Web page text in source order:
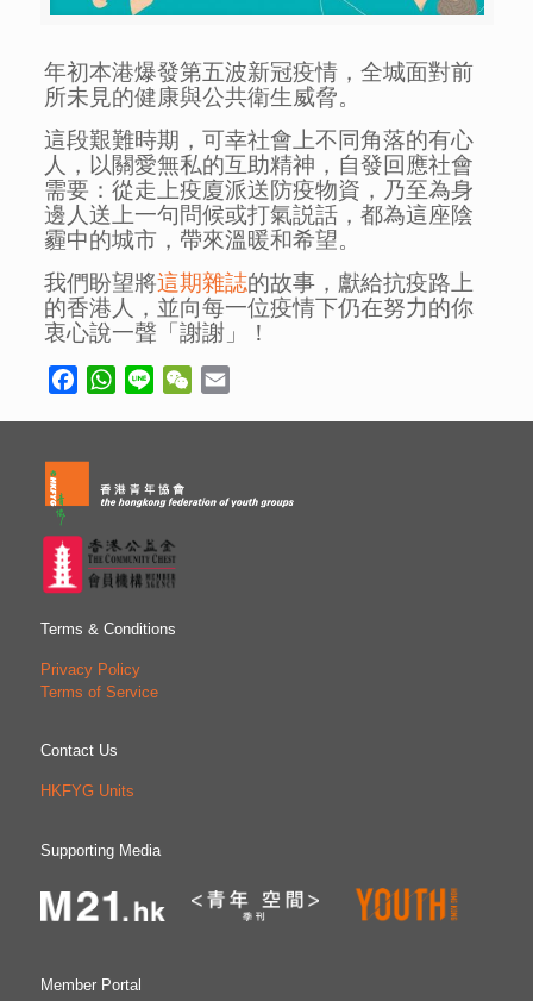
年初本港爆發第五波新冠疫情，全城面對前
所未見的健康與公共衛生威脅。
這段艱難時期，可幸社會上不同角落的有心
人，以關愛無私的互助精神，自發回應社會
需要：從走上疫廈派送防疫物資，乃至為身
邊人送上一句問候或打氣説話，都為這座陰
霾中的城市，帶來溫暖和希望。
我們盼望將這期雜誌的故事，獻給抗疫路上
的香港人，並向每一位疫情下仍在努力的你
衷心說一聲「謝謝」！
FacebookWhatsApp
Line WeChat
Terms & Conditions
Privacy Policy
Terms of Service
Contact Us
HKFYG Units
Supporting Media
Member Portal